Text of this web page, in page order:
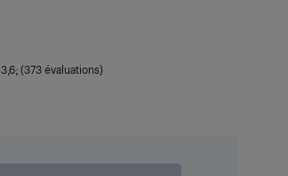
3,6; (373 évaluations)